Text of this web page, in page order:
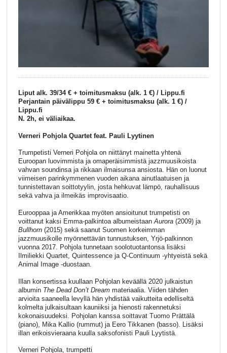
Liput alk. 39/34 € + toimitusmaksu (alk. 1 €) / Lippu.fi
Perjantain päivälippu 59 € + toimitusmaksu (alk. 1 €) /
Lippu.fi
N. 2h, ei väliaikaa.
Verneri Pohjola Quartet feat. Pauli Lyytinen
Trumpetisti Verneri Pohjola on niittänyt mainetta yhtenä
Euroopan luovimmista ja omaperäisimmistä jazzmuusikoista
vahvan soundinsa ja rikkaan ilmaisunsa ansiosta. Hän on luonut
viimeisen parinkymmenen vuoden aikana ainutlaatuisen ja
tunnistettavan soittotyylin, josta hehkuvat lämpö, rauhallisuus
sekä vahva ja ilmeikäs improvisaatio.
Eurooppaa ja Amerikkaa myöten ansioitunut trumpetisti on
voittanut kaksi Emma-palkintoa albumeistaanAurora(2009) ja
Bullhorn(2015) sekä saanut Suomen korkeimman
jazzmuusikolle myönnettävän tunnustuksen, Yrjö-palkinnon
vuonna 2017. Pohjola tunnetaan soolotuotantonsa lisäksi
Ilmiliekki Quartet, Quintessence ja Q-Continuum -yhtyeistä sekä
Animal Image -duostaan.
Illan konsertissa kuullaan Pohjolan keväällä 2020 julkaistun
albumin The Dead Don’t Dreammateriaalia. Viiden tähden
arvioita saaneella levyllä hän yhdistää vaikutteita edelliseltä
kolmelta julkaisultaan kauniiksi ja hienosti rakennetuksi
kokonaisuudeksi. Pohjolan kanssa soittavat Tuomo Prättälä
(piano), Mika Kallio (rummut) ja Eero Tikkanen (basso). Lisäksi
illan erikoisvieraana kuulla saksofonisti Pauli Lyytistä.
Verneri Pohjola, trumpetti